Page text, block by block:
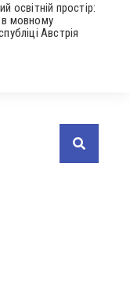
освітній простір:
в мовному
Австрія